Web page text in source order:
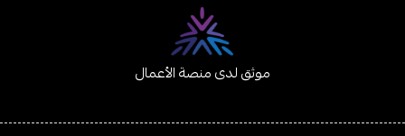
موثق لدى منصة الأعمال